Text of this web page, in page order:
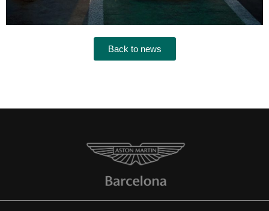
Back to news